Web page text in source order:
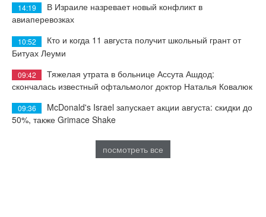
14:19
В Израиле назревает новый конфликт в
авиаперевозках
10:52
Кто и когда 11 августа получит школьный грант от
Битуах Леуми
09:42
Тяжелая утрата в больнице Ассута Ашдод:
скончалась известный офтальмолог доктор Наталья Ковалюк
09:36
McDonald's Israel запускает акции августа: скидки до
50%, также Grimace Shake
посмотреть все